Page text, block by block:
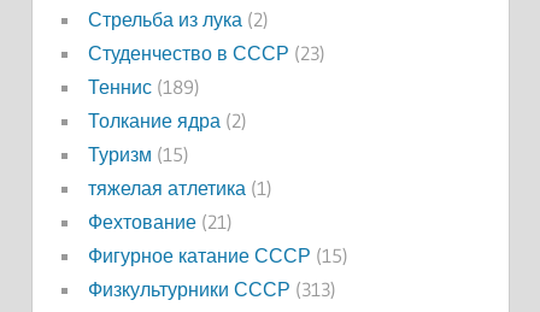
Стрельба из лука(2)
Студенчество в СССР (23)
Теннис(189)
Толкание ядра(2)
Туризм (15)
тяжелая атлетика(1)
Фехтование(21)
Фигурное катание СССР (15)
Физкультурники СССР (313)